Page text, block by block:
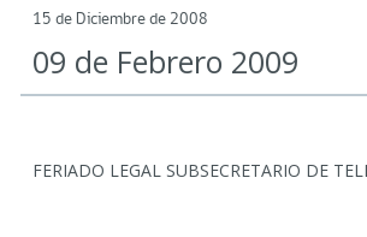
15 de Diciembre de 2008
09 de Febrero 2009
FERIADO LEGAL SUBSECRETARIO DE